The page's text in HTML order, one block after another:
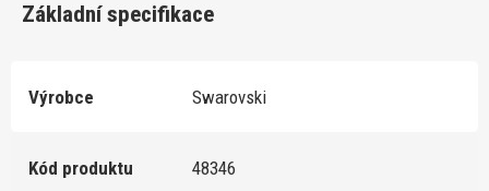
Základní specifikace
Výrobce Swarovski
Kód produktu 48346